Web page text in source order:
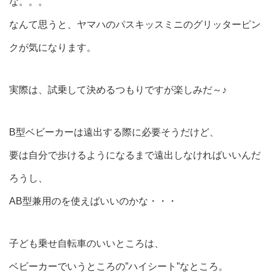
なんて思うと、ヤマハのパスキッスミニのグリッターピン
クが気になります。
実際は、試乗して決めるつもりですが楽しみだ～♪
B型ベビーカーは遠出する際に必要そうだけど、
要は自分で歩けるようになるまで遠出しなければいいんだ
ろうし、
AB型兼用のを使えばいいのかな・・・
子ども乗せ自転車のいいところは、
ベビーカーでいうところの”ハイシート”なところ。